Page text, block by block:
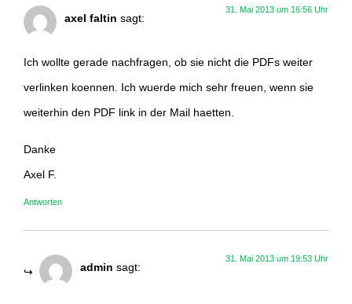
axel faltin sagt:
31. Mai 2013 um 16:56 Uhr
Ich wollte gerade nachfragen, ob sie nicht die PDFs weiter
verlinken koennen. Ich wuerde mich sehr freuen, wenn sie
weiterhin den PDF link in der Mail haetten.
Danke
Axel F.
Antworten
admin sagt:
31. Mai 2013 um 19:53 Uhr